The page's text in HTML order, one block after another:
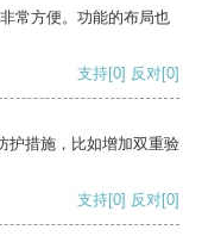
常方便。功能的布局也
支持[0] 反对[0]
护措施，比如增加双重验
支持[0] 反对[0]